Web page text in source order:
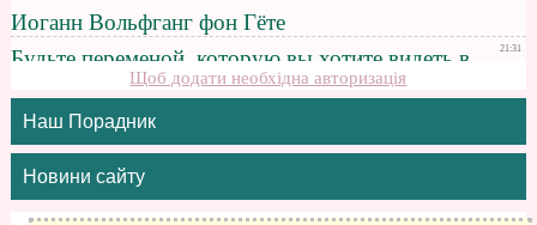
Щоб додати необхідна авторизація
Наш Порадник
Новини сайту